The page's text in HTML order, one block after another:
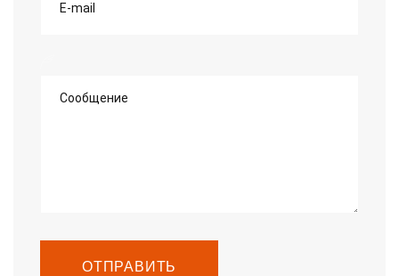
E-mail
Сообщение
ОТПРАВИТЬ